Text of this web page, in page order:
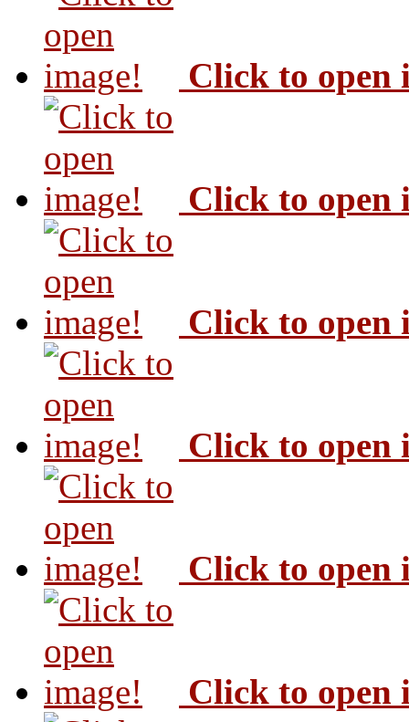
Click to open
Click to open
Click to open
Click to open
Click to open
Click to open